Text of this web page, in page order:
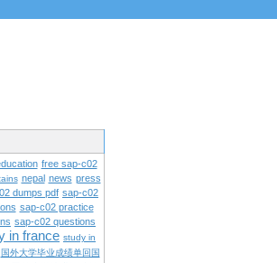
free sap-c02
nepal news press
dumps pdf sap-c02
sap-c02 practice
sap-c02 questions
in france study in
国外大学毕业成绩单回国